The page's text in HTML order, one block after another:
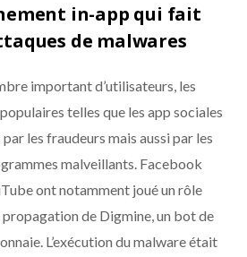
in-app qui fait
de malwares
important d’utilisateurs, les
telles que les app sociales
les fraudeurs mais aussi par les
malveillants. Facebook
ont notamment joué un rôle
de Digmine, un bot de
L’exécution du malware était